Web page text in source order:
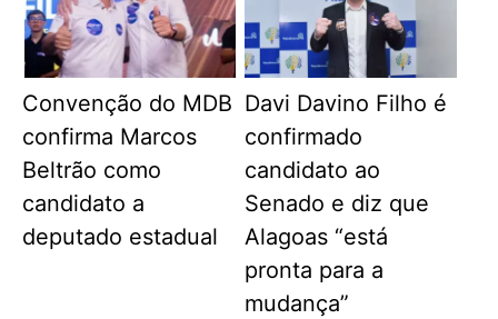
Convenção do MDB
confirma Marcos
Beltrão como
candidato a
deputado estadual
Davi Davino Filho é
confirmado
candidato ao
Senado e diz que
Alagoas “está
pronta para a
mudança”